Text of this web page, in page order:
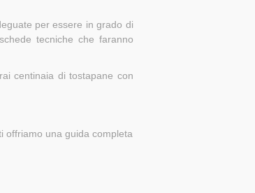
per essere in grado di
tecniche che faranno
centinaia di tostapane con
offriamo una guida completa